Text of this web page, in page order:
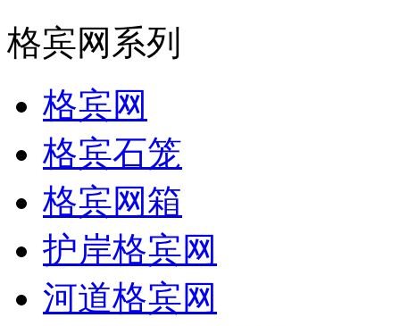
格宾网系列
格宾网
格宾石笼
格宾网箱
护岸格宾网
河道格宾网